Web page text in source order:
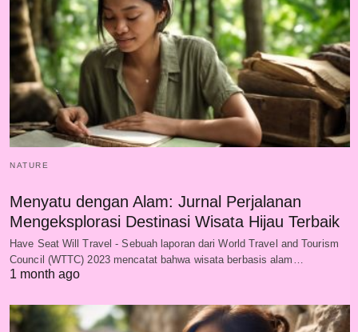
NATURE
Menyatu dengan Alam: Jurnal Perjalanan
Mengeksplorasi Destinasi Wisata Hijau Terbaik
Have Seat Will Travel - Sebuah laporan dari World Travel and Tourism
Council (WTTC) 2023 mencatat bahwa wisata berbasis alam…
1 month ago